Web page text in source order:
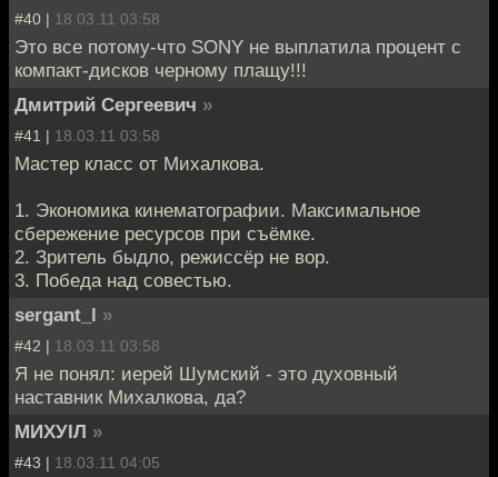
#40 | 18.03.11 03:58
Это все потому-что SONY не выплатила процент с
компакт-дисков черному плащу!!!
Дмитрий Сергеевич »
#41 | 18.03.11 03:58
Мастер класс от Михалкова.
1. Экономика кинематографии. Максимальное
сбережение ресурсов при съёмке.
2. Зритель быдло, режиссёр не вор.
3. Победа над совестью.
sergant_l »
#42 | 18.03.11 03:58
Я не понял: иерей Шумский - это духовный
наставник Михалкова, да?
МИХУIЛ »
#43 | 18.03.11 04:05